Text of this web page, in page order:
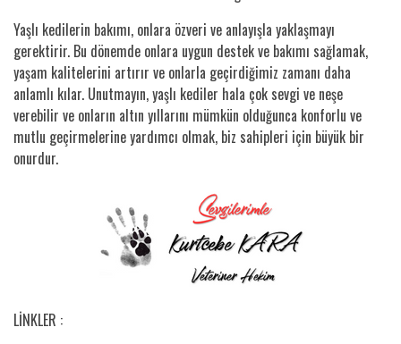
Yaşlı kedilerin bakımı, onlara özveri ve anlayışla yaklaşmayı
gerektirir. Bu dönemde onlara uygun destek ve bakımı sağlamak,
yaşam kalitelerini artırır ve onlarla geçirdiğimiz zamanı daha
anlamlı kılar. Unutmayın, yaşlı kediler hala çok sevgi ve neşe
verebilir ve onların altın yıllarını mümkün olduğunca konforlu ve
mutlu geçirmelerine yardımcı olmak, biz sahipleri için büyük bir
onurdur.
LİNKLER :